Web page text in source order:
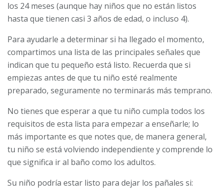
los 24 meses (aunque hay niños que no están listos
hasta que tienen casi 3 años de edad, o incluso 4).
Para ayudarle a determinar si ha llegado el momento,
compartimos una lista de las principales señales que
indican que tu pequeño está listo. Recuerda que si
empiezas antes de que tu niño esté realmente
preparado, seguramente no terminarás más temprano.
No tienes que esperar a que tu niño cumpla todos los
requisitos de esta lista para empezar a enseñarle; lo
más importante es que notes que, de manera general,
tu niño se está volviendo independiente y comprende lo
que significa ir al baño como los adultos.
Su niño podría estar listo para dejar los pañales si: